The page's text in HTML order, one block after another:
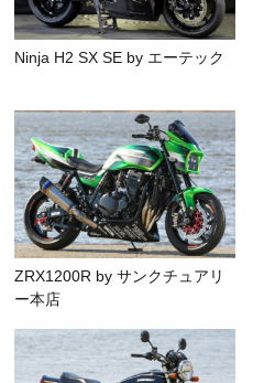
Ninja H2 SX SE by エーテック
ZRX1200R by サンクチュアリ
ー本店